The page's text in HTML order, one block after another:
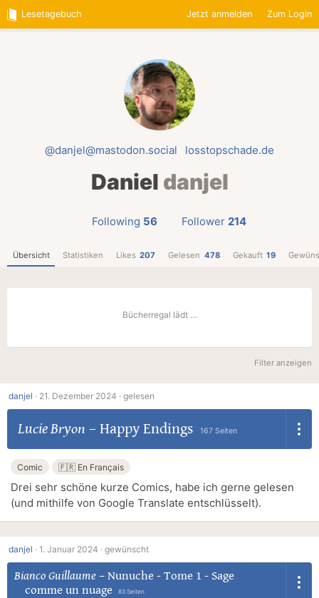
Lesetagebuch Jetzt anmelden Zum Login
@danjel@mastodon.social losstopschade.de
Daniel danjel
Following 56 Follower 214
Übersicht Statistiken Likes 207 Gelesen 478 Gekauft 19
Bücherregal lädt …
Filter anzeigen
danjel · 21. Dezember 2024 · gelesen
Lucie Bryon – Happy Endings 167 Seiten
Comic 🇫🇷 En Français
Drei sehr schöne kurze Comics, habe ich gerne gelesen
(und mithilfe von Google Translate entschlüsselt).
danjel · 1. Januar 2024 · gewünscht
Bianco Guillaume – Nunuche - Tome 1 - Sage
comme un nuage
83 Seiten